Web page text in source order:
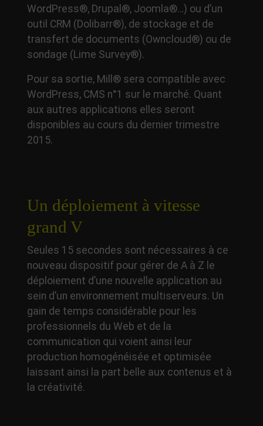
WordPress®, Drupal®, Joomla®…) ou d’un
outil CRM (Dolibarr®), de stockage et de
transfert de documents (Owncloud®) ou de
sondage (Lime Survey®).
Pour sa sortie, Mill® sera compatible avec
WordPress, CMS n°1 sur le marché. Quant
aux autres applications elles seront
disponibles au cours du dernier trimestre
2015.
Un déploiement à vitesse
grand V
Seules 15 secondes sont nécessaires à ce
nouveau dispositif pour gérer de A à Z le
déploiement d’une nouvelle application au
sein d’un environnement multiserveurs. Un
gain de temps considérable pour les
professionnels du Web et de la
communication qui voient ainsi leur
production homogénéisée et optimisée
laissant ainsi la part belle aux contenus et à
la créativité.